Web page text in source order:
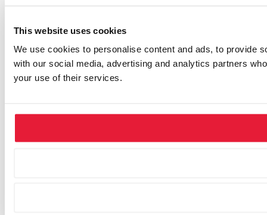
This website uses cookies
We use cookies to personalise content and ads, to provide
with our social media, advertising and analytics partners
your use of their services.